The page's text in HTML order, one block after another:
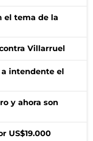
el tema de la
Villarruel
intendente el
y ahora son
US$19.000